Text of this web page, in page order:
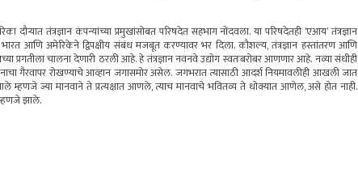
दौर्‍यात तंत्रज्ञान कंपन्यांच्या प्रमुखांसोबत परिषदेत सहभाग नोंदवला. या परिषदेतही ‘एआय’ तंत्रज्ञान
भारत आणि अमेरिकेने द्विपक्षीय संबंध मजबूत करण्यावर भर दिला. कौशल्य, तंत्रज्ञान हस्तांतरण आणि
प्रगतीला चालना देणारी ठरली आहे. हे तंत्रज्ञान नवनवे उद्योग स्वतःबरोबर आणणार आहे. नव्या संधीही
गैरवापर रोखण्याचे आव्हान जगासमोर असेल. जगभरात त्यासाठी आदर्श नियमावलीही आखली जात
म्हणजे ज्या मानवाने ते प्रत्यक्षात आणले, त्याच मानवाचे भवितव्य ते धोक्यात आणेल, असे होत नाही.
झाले.